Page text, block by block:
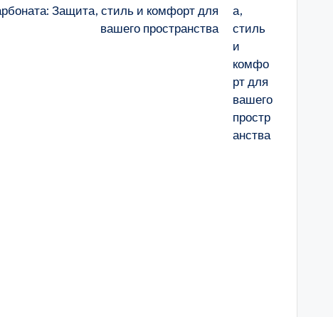
Защита, стиль и комфорт для
вашего пространства